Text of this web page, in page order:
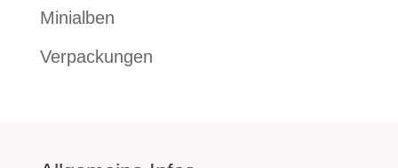
Minialben
Verpackungen